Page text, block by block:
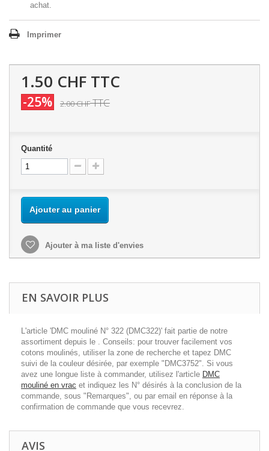
achat.
Imprimer
1.50 CHF TTC
-25% 2.00 CHFTTC
Quantité
Ajouter au panier
Ajouter à ma liste d'envies
EN SAVOIR PLUS
L'article 'DMC mouliné N° 322 (DMC322)' fait partie de notre
assortiment depuis le . Conseils: pour trouver facilement vos
cotons moulinés, utiliser la zone de recherche et tapez DMC
suivi de la couleur désirée, par exemple "DMC3752". Si vous
avez une longue liste à commander, utilisez l'article DMC
mouliné en vrac et indiquez les N° désirés à la conclusion de la
commande, sous "Remarques", ou par email en réponse à la
confirmation de commande que vous recevrez.
AVIS